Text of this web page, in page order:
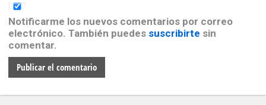
Notificarme los nuevos comentarios por correo
electrónico. También puedes suscribirte sin
comentar.